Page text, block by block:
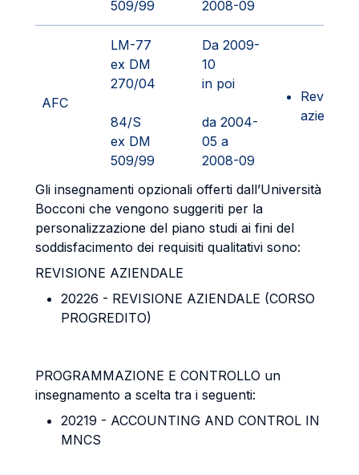
509/99 2008-09
AFC
LM-77
ex DM
270/04
84/S
ex DM
509/99
Da 2009-
10
in poi
da 2004-
05 a
2008-09
Revisione
aziendale
Gli insegnamenti opzionali offerti dall’Università
Bocconi che vengono suggeriti per la
personalizzazione del piano studi ai fini del
soddisfacimento dei requisiti qualitativi sono:
REVISIONE AZIENDALE
20226 - REVISIONE AZIENDALE (CORSO
PROGREDITO)
PROGRAMMAZIONE E CONTROLLO un
insegnamento a scelta tra i seguenti:
20219 - ACCOUNTING AND CONTROL IN
MNCS